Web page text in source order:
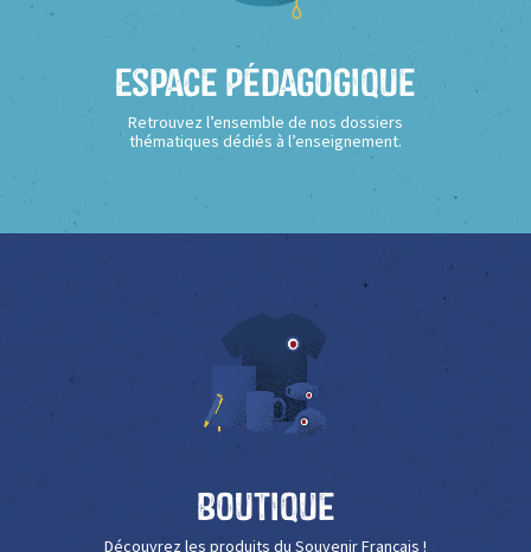
Espace Pédagogique
Retrouvez l’ensemble de nos dossiers
thématiques dédiés à l’enseignement.
Boutique
Découvrez les produits du Souvenir Français !